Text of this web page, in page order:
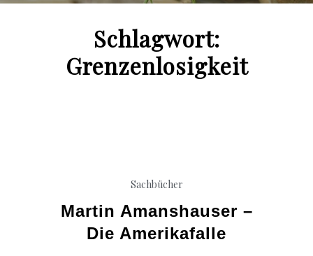
Schlagwort:
Grenzenlosigkeit
Sachbücher
Martin Amanshauser –
Die Amerikafalle